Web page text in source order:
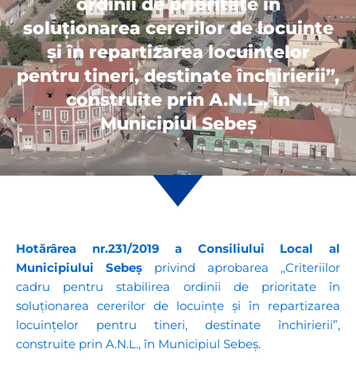
ordinii de prioritate în
soluționarea cererilor de locuințe
și în repartizarea locuințelor
pentru tineri, destinate închirierii”,
construite prin A.N.L., în
Municipiul Sebeș
Hotărârea nr.231/2019 a Consiliului Local al
Municipiului Sebeș privind aprobarea ,,Criteriilor
cadru pentru stabilirea ordinii de prioritate în
soluționarea cererilor de locuințe și în repartizarea
locuințelor pentru tineri, destinate închirierii”,
construite prin A.N.L., în Municipiul Sebeș.